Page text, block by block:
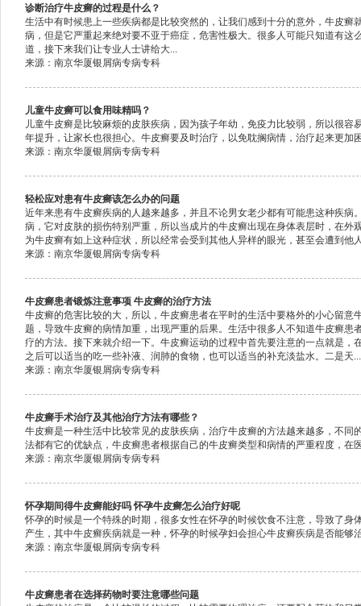
诊断治疗牛皮癣的过程是什么？
生活中有时候患上一些疾病都是比较突然的，让我们感到十分的意外，牛皮癣
病，但是它严重起来绝对要不亚于癌症，危害性极大。很多人可能只知道有这
道，接下来我们让专业人士讲给大...
来源：南京华厦银屑病专病专科
儿童牛皮癣可以食用味精吗？
儿童牛皮癣是比较麻烦的皮肤疾病，因为孩子年幼，免疫力比较弱，所以很容
年提升，让家长也很担心。牛皮癣要及时治疗，以免耽搁病情，治疗起来更加
来源：南京华厦银屑病专病专科
轻松应对患有牛皮癣该怎么办的问题
近年来患有牛皮癣疾病的人越来越多，并且不论男女老少都有可能患这种疾病
病，它对皮肤的损伤特别严重，所以当成片的牛皮癣出现在身体表层时，在外
为牛皮癣有如上这种症状，所以经常会受到其他人异样的眼光，甚至会遭到他
来源：南京华厦银屑病专病专科
牛皮癣患者锻炼注意事项 牛皮癣的治疗方法
牛皮癣的危害比较的大，所以，牛皮癣患者在平时的生活中要格外的小心留意
题，导致牛皮癣的病情加重，出现严重的后果。生活中很多人不知道牛皮癣患
疗的方法。接下来就介绍一下。牛皮癣运动的过程中首先要注意的一点就是，
之后可以适当的吃一些补液、润肺的食物，也可以适当的补充淡盐水。二是天...
来源：南京华厦银屑病专病专科
牛皮癣手术治疗及其他治疗方法有哪些？
牛皮癣是一种生活中比较常见的皮肤疾病，治疗牛皮癣的方法越来越多，不同
法都有它的优缺点，牛皮癣患者根据自己的牛皮癣类型和病情的严重程度，在
来源：南京华厦银屑病专病专科
怀孕期间得牛皮癣能好吗 怀孕牛皮癣怎么治疗好呢
怀孕的时候是一个特殊的时期，很多女性在怀孕的时候饮食不注意，导致了身
产生，其中牛皮癣疾病就是一种，怀孕的时候孕妇会担心牛皮癣疾病是否能够
来源：南京华厦银屑病专病专科
牛皮癣患者在选择药物时要注意哪些问题